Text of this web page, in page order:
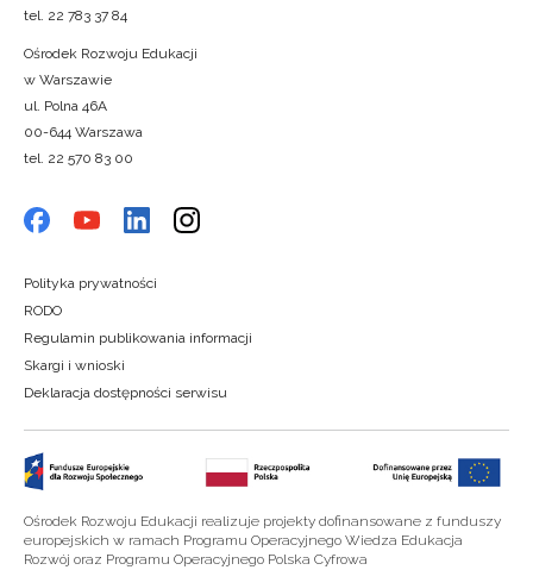
tel. 22 783 37 84
Ośrodek Rozwoju Edukacji
w Warszawie
ul. Polna 46A
00-644 Warszawa
tel. 22 570 83 00
Polityka prywatności
RODO
Regulamin publikowania informacji
Skargi i wnioski
Deklaracja dostępności serwisu
Ośrodek Rozwoju Edukacji realizuje projekty dofinansowane z funduszy
europejskich w ramach Programu Operacyjnego Wiedza Edukacja
Rozwój oraz Programu Operacyjnego Polska Cyfrowa